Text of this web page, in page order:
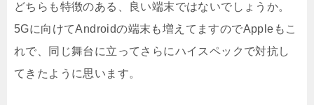
どちらも特徴のある、良い端末ではないでしょうか。
5Gに向けてAndroidの端末も増えてますのでAppleもこ
れで、同じ舞台に立ってさらにハイスペックで対抗し
てきたように思います。